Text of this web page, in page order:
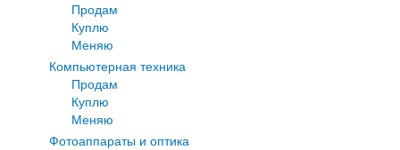
Продам
Куплю
Меняю
Компьютерная техника
Продам
Куплю
Меняю
Фотоаппараты и оптика